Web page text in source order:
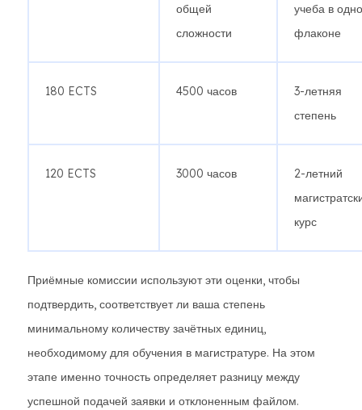
общей
сложности
учеба в
флаконе
180 ECTS 4500 часов
3-летняя
степень
120 ECTS 3000 часов
2-летний
курс
Приёмные комиссии используют эти оценки, чтобы
подтвердить, соответствует ли ваша степень
минимальному количеству зачётных единиц,
необходимому для обучения в магистратуре. На этом
этапе именно точность определяет разницу между
успешной подачей заявки и отклоненным файлом.